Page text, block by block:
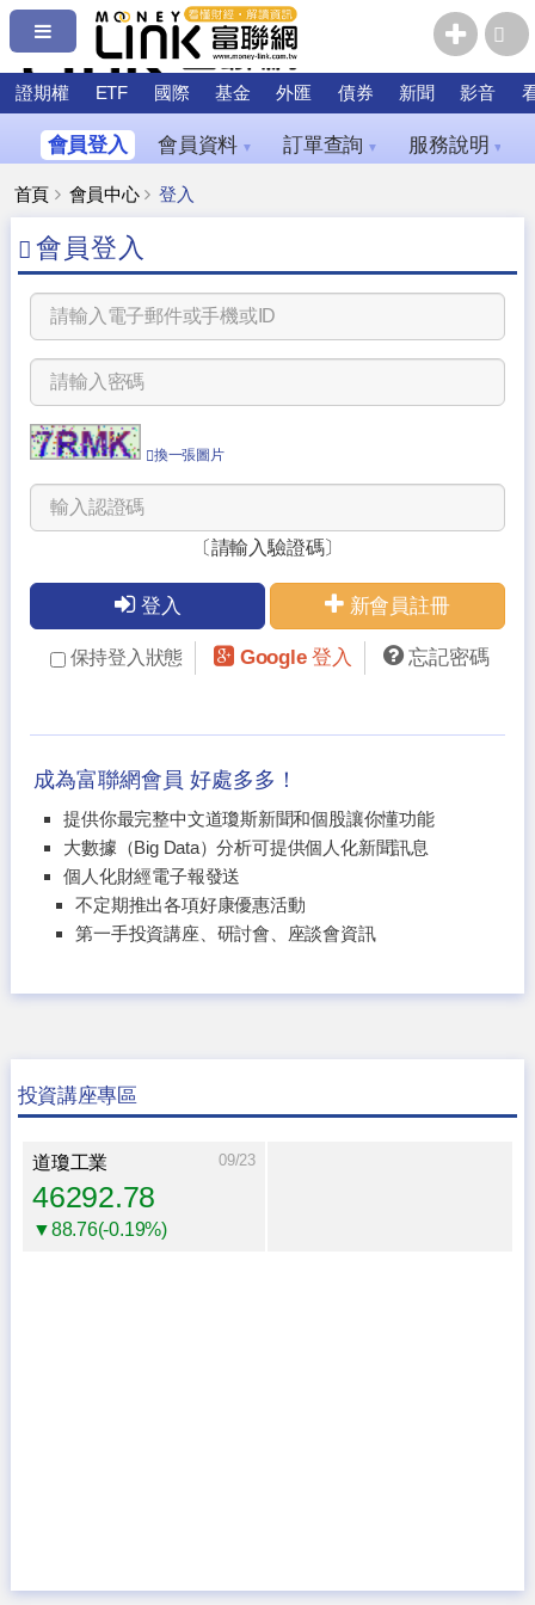
證期權 ETF 國際 基金 外匯 債券 新聞 影音
會員登入 會員資料 ▼ 訂單查詢 ▼ 服務說明 ▼
首頁 會員中心 登入
會員登入
換一張圖片
〔請輸入驗證碼〕
登入 新會員註冊
保持登入狀態 Google 登入 忘記密碼
成為富聯網會員 好處多多！
提供你最完整中文道瓊斯新聞和個股讓你懂功能
大數據（Big Data）分析可提供個人化新聞訊息
個人化財經電子報發送
不定期推出各項好康優惠活動
第一手投資講座、研討會、座談會資訊
投資講座專區
道瓊工業 09/23
46292.78
▼88.76(-0.19%)